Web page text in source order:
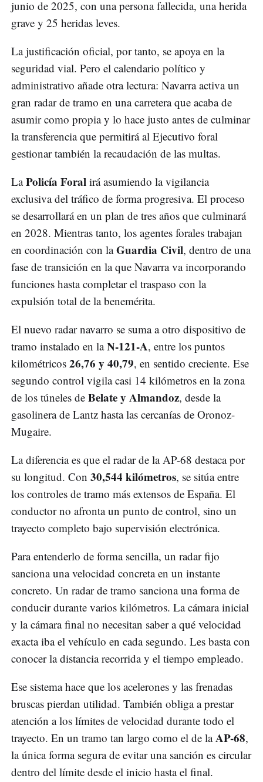
junio de 2025, con una persona fallecida, una herida
grave y 25 heridas leves.
La justificación oficial, por tanto, se apoya en la
seguridad vial. Pero el calendario político y
administrativo añade otra lectura: Navarra activa un
gran radar de tramo en una carretera que acaba de
asumir como propia y lo hace justo antes de culminar
la transferencia que permitirá al Ejecutivo foral
gestionar también la recaudación de las multas.
LaPolicía Foral irá asumiendo la vigilancia
exclusiva del tráfico de forma progresiva. El proceso
se desarrollará en un plan de tres años que culminará
en 2028. Mientras tanto, los agentes forales trabajan
en coordinación con laGuardia Civil, dentro de una
fase de transición en la que Navarra va incorporando
funciones hasta completar el traspaso con la
expulsión total de la benemérita.
El nuevo radar navarro se suma a otro dispositivo de
tramo instalado en laN-121-A, entre los puntos
kilométricos 26,76 y 40,79, en sentido creciente. Ese
segundo control vigila casi 14 kilómetros en la zona
de los túneles de Belate y Almandoz, desde la
gasolinera de Lantz hasta las cercanías de Oronoz-
Mugaire.
La diferencia es que el radar de la AP-68 destaca por
su longitud. Con 30,544 kilómetros, se sitúa entre
los controles de tramo más extensos de España. El
conductor no afronta un punto de control, sino un
trayecto completo bajo supervisión electrónica.
Para entenderlo de forma sencilla, un radar fijo
sanciona una velocidad concreta en un instante
concreto. Un radar de tramo sanciona una forma de
conducir durante varios kilómetros. La cámara inicial
y la cámara final no necesitan saber a qué velocidad
exacta iba el vehículo en cada segundo. Les basta con
conocer la distancia recorrida y el tiempo empleado.
Ese sistema hace que los acelerones y las frenadas
bruscas pierdan utilidad. También obliga a prestar
atención a los límites de velocidad durante todo el
trayecto. En un tramo tan largo como el de laAP-68,
la única forma segura de evitar una sanción es circular
dentro del límite desde el inicio hasta el final.